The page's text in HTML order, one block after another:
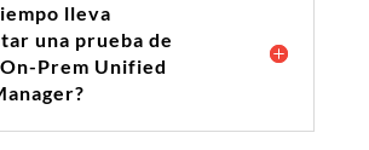
lleva
una prueba de
Prem Unified